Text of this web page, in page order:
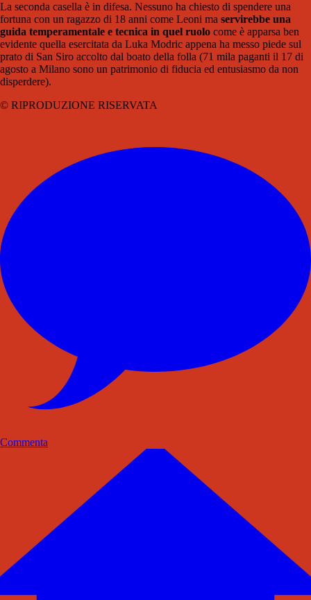
La seconda casella è in difesa. Nessuno ha chiesto di spendere una
fortuna con un ragazzo di 18 anni come Leoni ma servirebbe una
guida temperamentale e tecnica in quel ruolo come è apparsa ben
evidente quella esercitata da Luka Modric appena ha messo piede sul
prato di San Siro accolto dal boato della folla (71 mila paganti il 17 di
agosto a Milano sono un patrimonio di fiducia ed entusiasmo da non
disperdere).
© RIPRODUZIONE RISERVATA
Commenta